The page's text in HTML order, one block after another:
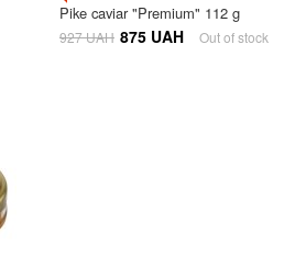
Pike caviar "Premium" 112 g
927 UAH 875 UAH Out of stock